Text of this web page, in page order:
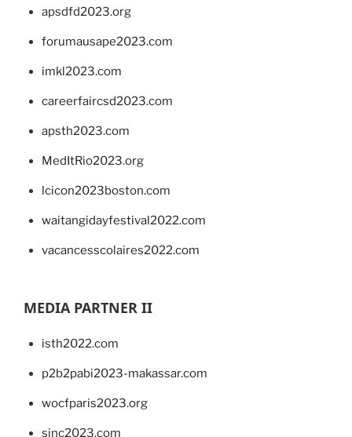
apsdfd2023.org
forumausape2023.com
imkl2023.com
careerfaircsd2023.com
apsth2023.com
MedItRio2023.org
lcicon2023boston.com
waitangidayfestival2022.com
vacancesscolaires2022.com
MEDIA PARTNER II
isth2022.com
p2b2pabi2023-makassar.com
wocfparis2023.org
sinc2023.com